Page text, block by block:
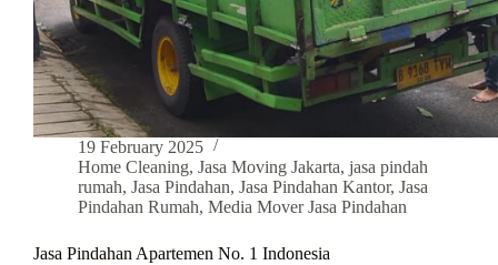
19 February 2025
Home Cleaning, Jasa Moving Jakarta, jasa pindah
rumah, Jasa Pindahan, Jasa Pindahan Kantor, Jasa
Pindahan Rumah, Media Mover Jasa Pindahan
Jasa Pindahan Apartemen No. 1 Indonesia